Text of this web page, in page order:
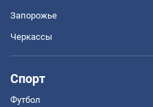
Запорожье
Черкассы
Спорт
Футбол